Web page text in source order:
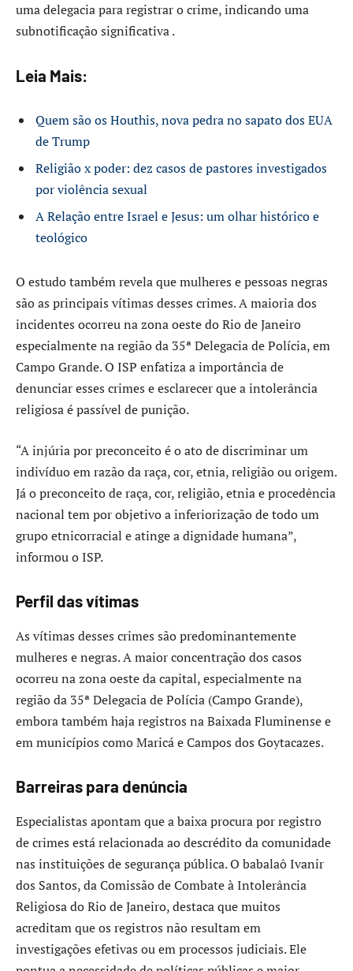
uma delegacia para registrar o crime, indicando uma
subnotificação significativa .​
Leia Mais:
Quem são os Houthis, nova pedra no sapato dos EUA
de Trump
Religião x poder: dez casos de pastores investigados
por violência sexual
A Relação entre Israel e Jesus: um olhar histórico e
teológico
O estudo também revela que mulheres e pessoas negras
são as principais vítimas desses crimes. A maioria dos
incidentes ocorreu na zona oeste do Rio de Janeiro
especialmente na região da 35ª Delegacia de Polícia, em
Campo Grande. O ISP enfatiza a importância de
denunciar esses crimes e esclarecer que a intolerância
religiosa é passível de punição.
“A injúria por preconceito é o ato de discriminar um
indivíduo em razão da raça, cor, etnia, religião ou origem.
Já o preconceito de raça, cor, religião, etnia e procedência
nacional tem por objetivo a inferiorização de todo um
grupo etnicorracial e atinge a dignidade humana”,
informou o ISP.
Perfil das vítimas
As vítimas desses crimes são predominantemente
mulheres e negras. A maior concentração dos casos
ocorreu na zona oeste da capital, especialmente na
região da 35ª Delegacia de Polícia (Campo Grande),
embora também haja registros na Baixada Fluminense e
em municípios como Maricá e Campos dos Goytacazes.
Barreiras para denúncia
Especialistas apontam que a baixa procura por registro
de crimes está relacionada ao descrédito da comunidade
nas instituições de segurança pública. O babalaô Ivanir
dos Santos, da Comissão de Combate à Intolerância
Religiosa do Rio de Janeiro, destaca que muitos
acreditam que os registros não resultam em
investigações efetivas ou em processos judiciais. Ele